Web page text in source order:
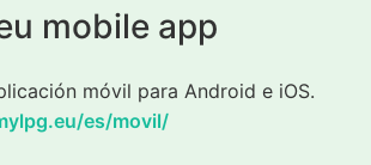
mobile app
móvil para Android e iOS.
es/movil/